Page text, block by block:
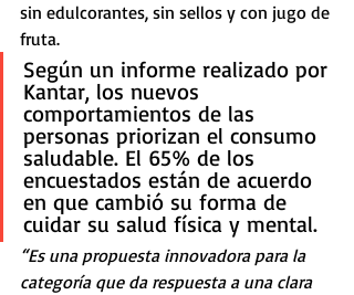
sin edulcorantes, sin sellos y con jugo de
fruta.
Según un informe realizado por
Kantar, los nuevos
comportamientos de las
personas priorizan el consumo
saludable. El 65% de los
encuestados están de acuerdo
en que cambió su forma de
cuidar su salud física y mental.
“Es una propuesta innovadora para la
categoría que da respuesta a una clara